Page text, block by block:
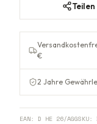
Teilen
€
2 Jahre
EAN: D HE 26/AGGSKU: